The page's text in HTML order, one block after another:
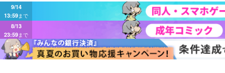
9/14
13:59まで
8/13
23:59まで